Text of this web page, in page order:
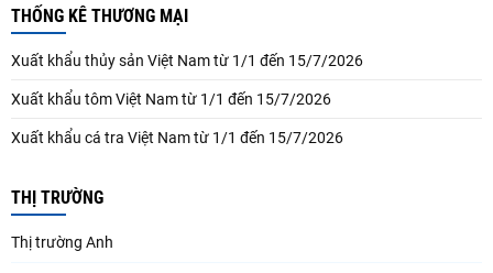
THỐNG KÊ THƯƠNG MẠI
Xuất khẩu thủy sản Việt Nam từ 1/1 đến 15/7/2026
Xuất khẩu tôm Việt Nam từ 1/1 đến 15/7/2026
Xuất khẩu cá tra Việt Nam từ 1/1 đến 15/7/2026
THỊ TRƯỜNG
Thị trường Anh